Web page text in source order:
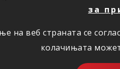
за
на веб страната се
колачињата